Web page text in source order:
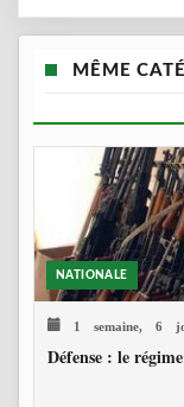
MÊME
NATIONALE
1 semaine, 6
Défense : le